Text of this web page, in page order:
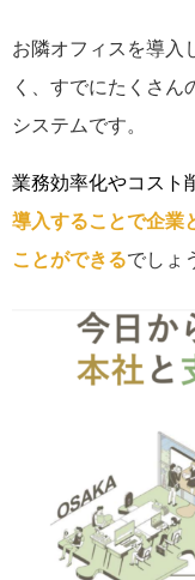
お隣オフィスを導入
く、すでにたくさん
システムです。
業務効率化やコスト
導入することで企業
ことができるでしょ